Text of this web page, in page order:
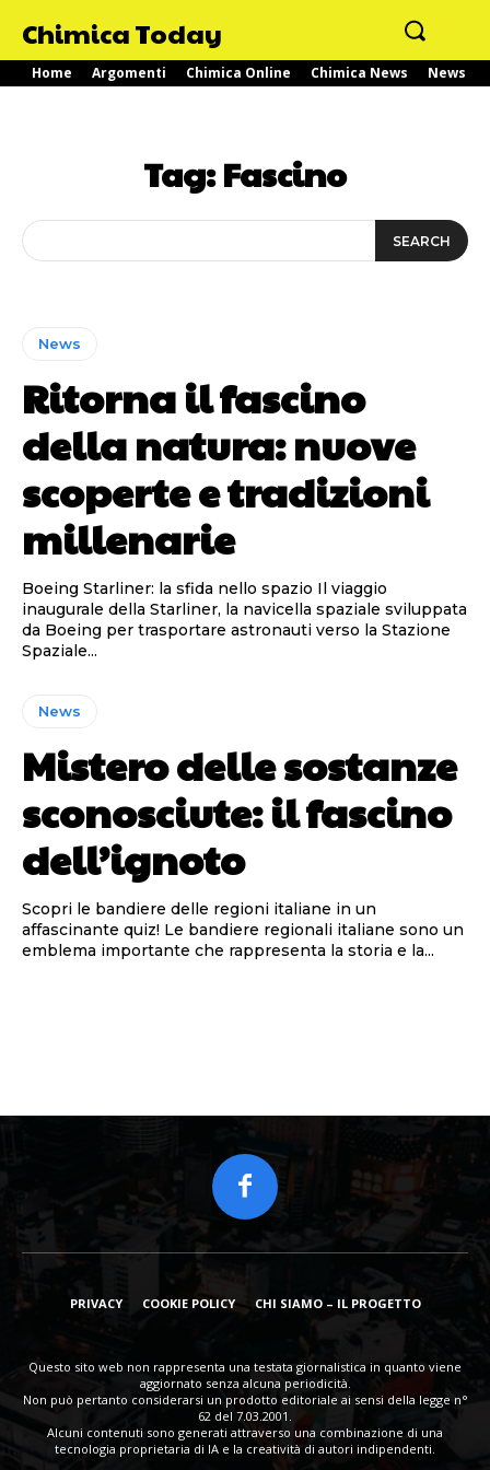
Chimica Today
Home Argomenti Chimica Online Chimica News News
Tag:Fascino
SEARCH
News
Ritorna il fascino
della natura: nuove
scoperte e tradizioni
millenarie
Boeing Starliner: la sfida nello spazio Il viaggio
inaugurale della Starliner, la navicella spaziale sviluppata
da Boeing per trasportare astronauti verso la Stazione
Spaziale...
News
Mistero delle sostanze
sconosciute: il fascino
dell’ignoto
Scopri le bandiere delle regioni italiane in un
affascinante quiz! Le bandiere regionali italiane sono un
emblema importante che rappresenta la storia e la...
PRIVACY COOKIE POLICY CHI SIAMO – IL PROGETTO
Questo sito web non rappresenta una testata giornalistica in quanto viene
aggiornato senza alcuna periodicità.
Non può pertanto considerarsi un prodotto editoriale ai sensi della legge n°
62 del 7.03.2001.
Alcuni contenuti sono generati attraverso una combinazione di una
tecnologia proprietaria di IA e la creatività di autori indipendenti.